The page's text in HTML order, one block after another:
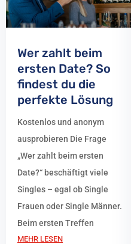
Wer zahlt beim
ersten Date? So
findest du die
perfekte Lösung
Kostenlos und anonym
ausprobieren Die Frage
„Wer zahlt beim ersten
Date?“ beschäftigt viele
Singles – egal ob Single
Frauen oder Single Männer.
Beim ersten Treffen
MEHR LESEN